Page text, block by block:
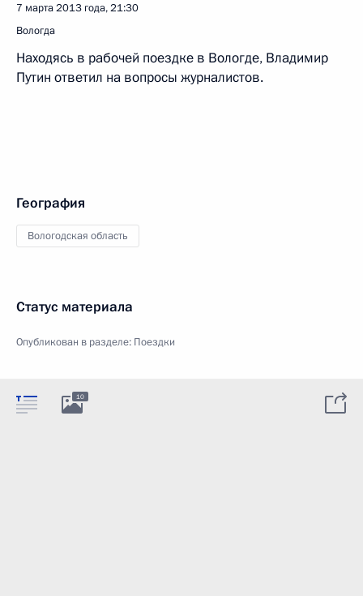
7 марта 2013 года, 21:30
Вологда
Находясь в рабочей поездке в Вологде, Владимир
Путин ответил на вопросы журналистов.
География
Вологодская область
Статус материала
Опубликован в разделе: Поездки
10